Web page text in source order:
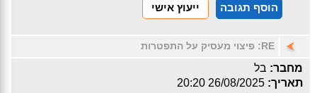
הוסף תגובה ייעוץ אישי
RE: פיצוי מעסיק על התפטרות
מחבר: בל
תאריך: 26/08/2025 20:20